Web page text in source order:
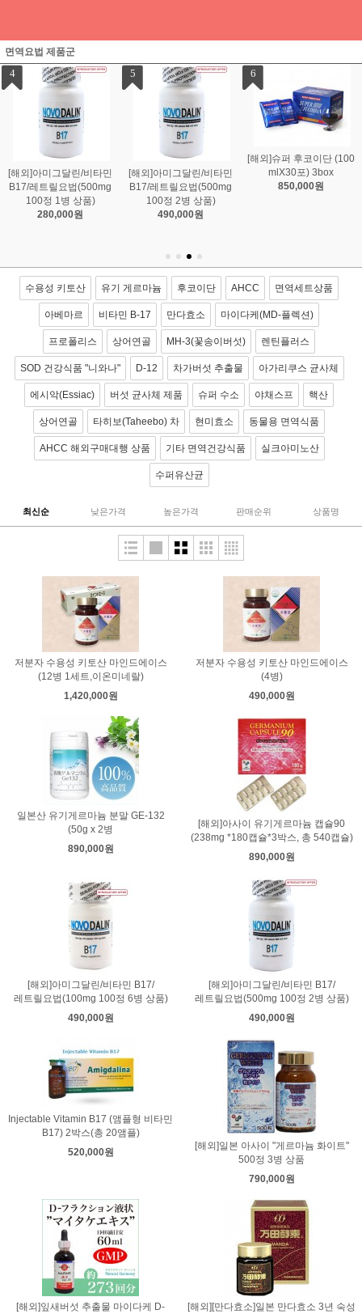
면역요법 제품군
7
[해외]일본 카네히데 바이
오 후코이단 엑기스 캡슐
(150캡슐*3병)
390,000원
8
[해외][만다효소]일본 만다
효소 금인 5년 숙성 145g
1병
590,000원
9
[해외][만다효소]일본 만다
효소 3년 숙성(145g 3병
수용성 키토산 유기 게르마늄 후코이단 AHCC 면역세트상품
아베마르 비타민 B-17 만다효소 마이다케(MD-플렉션)
프로폴리스 상어연골 MH-3(꽃송이버섯) 렌틴플러스
SOD 건강식품 "니와나" D-12 차가버섯 추출물 아가리쿠스 균사체
에시악(Essiac) 버섯 균사체 제품 슈퍼 수소 야채스프 핵산
상어연골 타히보(Taheebo) 차 현미효소 동물용 면역식품
AHCC 해외구매대행 상품 기타 면역건강식품 실크아미노산
수퍼유산균
최신순 낮은가격 높은가격 판매순위 상품명
저분자 수용성 키토산 마인드에이스
(12병 1세트,이온미네랄)
1,420,000원
저분자 수용성 키토산 마인드에이스
(4병)
490,000원
일본산 유기게르마늄 분말 GE-132
(50g x 2병
890,000원
[해외]아사이 유기게르마늄 캡슐90
(238mg *180캡슐*3박스, 총 540캡슐)
890,000원
[해외]아미그달린/비타민 B17/
레트릴요법(100mg 100정 6병 상품)
490,000원
[해외]아미그달린/비타민 B17/
레트릴요법(500mg 100정 2병 상품)
490,000원
Injectable Vitamin B17 (앰플형 비타민
B17) 2박스(총 20앰플)
520,000원
[해외]일본 아사이 "게르마늄 화이트"
500정 3병 상품
790,000원
[해외]잎새버섯 추출물 마이다케 D-
[해외][만다효소]일본 만다효소 3년 숙성